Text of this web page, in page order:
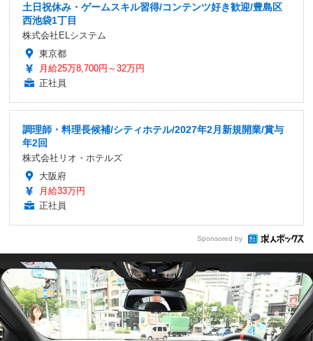
土日祝休み・ゲームスキル習得/コンテンツ好き歓迎/豊島区
西池袋1丁目
株式会社ELシステム
東京都
月給25万8,700円～32万円
正社員
調理師・料理長候補/シティホテル/2027年2月新規開業/賞与
年2回
株式会社リオ・ホテルズ
大阪府
月給33万円
正社員
Sponsored by